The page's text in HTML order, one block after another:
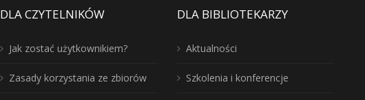
DLA CZYTELNIKÓW
Jak zostać użytkownikiem?
Zasady korzystania ze zbiorów
DLA BIBLIOTEKARZY
Aktualności
Szkolenia i konferencje